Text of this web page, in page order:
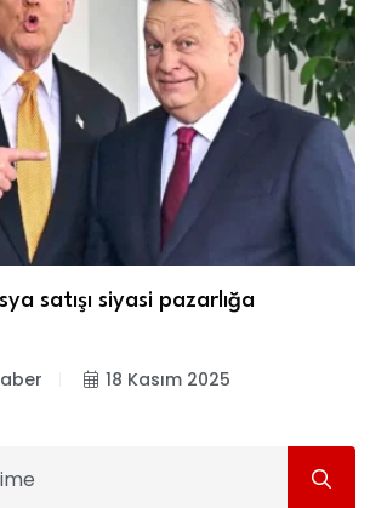
satışı siyasi pazarlığa
18 Kasım 2025